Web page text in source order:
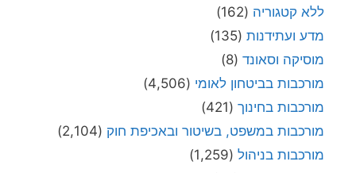
ללא קטגוריה (162)
מדע ועתידנות (135)
מוסיקה וסאונד (8)
מורכבות בביטחון לאומי (4,506)
מורכבות בחינוך (421)
מורכבות במשפט, בשיטור ובאכיפת חוק (2,104)
מורכבות בניהול (1,259)